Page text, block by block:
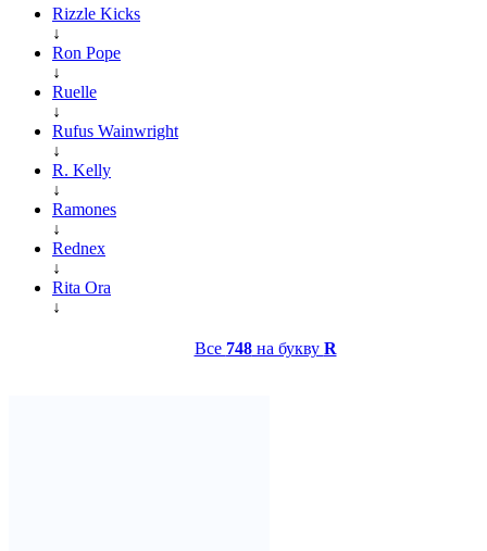
Rizzle Kicks
↓
Ron Pope
↓
Ruelle
↓
Rufus Wainwright
↓
R. Kelly
↓
Ramones
↓
Rednex
↓
Rita Ora
↓
Все 748на букву R